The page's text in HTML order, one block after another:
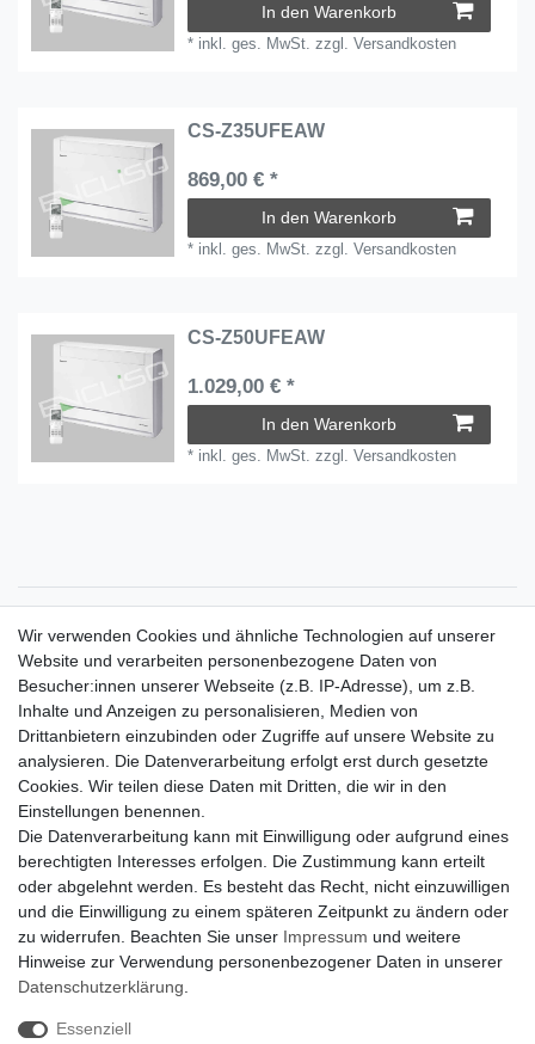
In den Warenkorb
* inkl. ges. MwSt. zzgl.Versandkosten
CS-Z35UFEAW
869,00 € *
In den Warenkorb
* inkl. ges. MwSt. zzgl.Versandkosten
CS-Z50UFEAW
1.029,00 € *
In den Warenkorb
* inkl. ges. MwSt. zzgl.Versandkosten
Versandkosten
Der Weg zur eigenen Klimaanlage
Inbetriebnahme & Serviceleistungen
Für Interessierte aus der Schweiz
Klimaanlage = Wärmepumpe
Hilfe
Bankverbindung:
encliso GmbH
Kreissparkasse Verl
Kto-Nr. 25007352 - BLZ 47853520
BIC/SWIFT: WELADED1WDB
IBAN: DE07 4785 3520 0025 0073 52
Wir verwenden Cookies und ähnliche Technologien auf unserer
Website und verarbeiten personenbezogene Daten von
Besucher:innen unserer Webseite (z.B. IP-Adresse), um z.B.
Inhalte und Anzeigen zu personalisieren, Medien von
Drittanbietern einzubinden oder Zugriffe auf unsere Website zu
analysieren. Die Datenverarbeitung erfolgt erst durch gesetzte
Cookies. Wir teilen diese Daten mit Dritten, die wir in den
Einstellungen benennen.
Die Datenverarbeitung kann mit Einwilligung oder aufgrund eines
berechtigten Interesses erfolgen. Die Zustimmung kann erteilt
oder abgelehnt werden. Es besteht das Recht, nicht einzuwilligen
und die Einwilligung zu einem späteren Zeitpunkt zu ändern oder
zu widerrufen. Beachten Sie unser Impressum und weitere
Hinweise zur Verwendung personenbezogener Daten in unserer
Daten­schutz­erklärung
Essenziell